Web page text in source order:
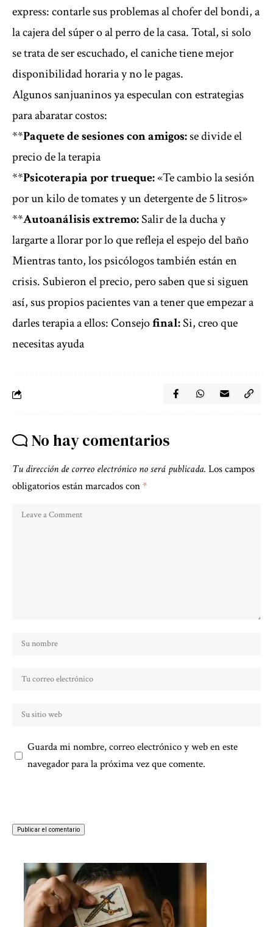
express: contarle sus problemas al chofer del bondi, a
la cajera del súper o al perro de la casa. Total, si solo
se trata de ser escuchado, el caniche tiene mejor
disponibilidad horaria y no le pagas.
Algunos sanjuaninos ya especulan con estrategias
para abaratar costos:
**Paquete de sesiones con amigos:se divide el
precio de la terapia
**Psicoterapia por trueque:«Te cambio la sesión
por un kilo de tomates y un detergente de 5 litros»
**Autoanálisis extremo:Salir de la ducha y
largarte a llorar por lo que refleja el espejo del baño
Mientras tanto, los psicólogos también están en
crisis. Subieron el precio, pero saben que si siguen
así, sus propios pacientes van a tener que empezar a
darles terapia a ellos: Consejofinal:Si, creo que
necesitas ayuda
No hay comentarios
Tu dirección de correo electrónico no será publicada. Los campos
obligatorios están marcados con*
Guarda mi nombre, correo electrónico y web en este
navegador para la próxima vez que comente.